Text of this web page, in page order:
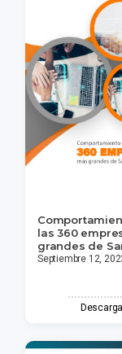
las 360
grandes de
Septiembre 12,